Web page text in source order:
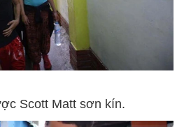
Scott Matt sơn kín.